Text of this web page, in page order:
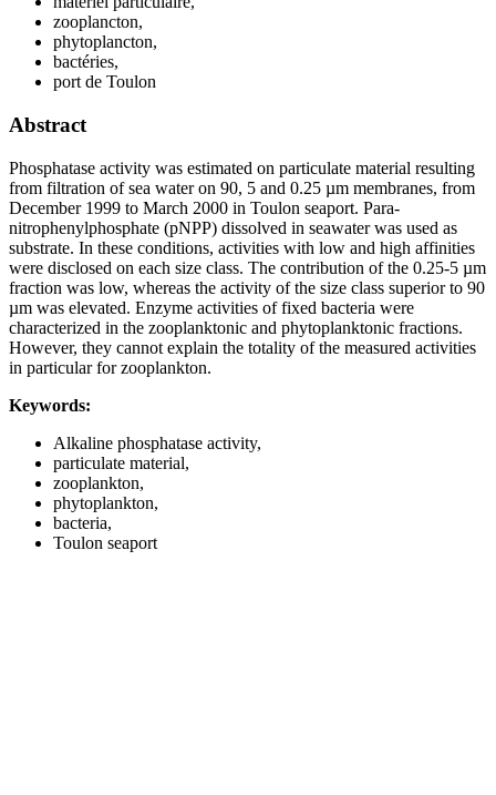
zooplancton,
phytoplancton,
bactéries,
port de Toulon
Abstract
Phosphatase activity was estimated on particulate material resulting
from filtration of sea water on 90, 5 and 0.25 µm membranes, from
December 1999 to March 2000 in Toulon seaport. Para-
nitrophenylphosphate (pNPP) dissolved in seawater was used as
substrate. In these conditions, activities with low and high affinities
were disclosed on each size class. The contribution of the 0.25-5 µm
fraction was low, whereas the activity of the size class superior to 90
µm was elevated. Enzyme activities of fixed bacteria were
characterized in the zooplanktonic and phytoplanktonic fractions.
However, they cannot explain the totality of the measured activities
in particular for zooplankton.
Keywords:
Alkaline phosphatase activity,
particulate material,
zooplankton,
phytoplankton,
bacteria,
Toulon seaport